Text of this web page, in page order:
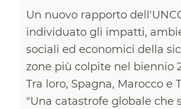
Un nuovo rapporto
individuato gli impatti,
sociali ed economici della
zone più colpite nel biennio
Tra loro, Spagna, Marocco e
"Una catastrofe globale che